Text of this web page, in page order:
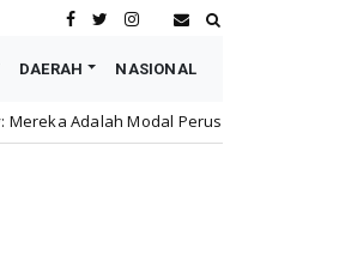
DAERAH NASIONAL
Perusahaan honda